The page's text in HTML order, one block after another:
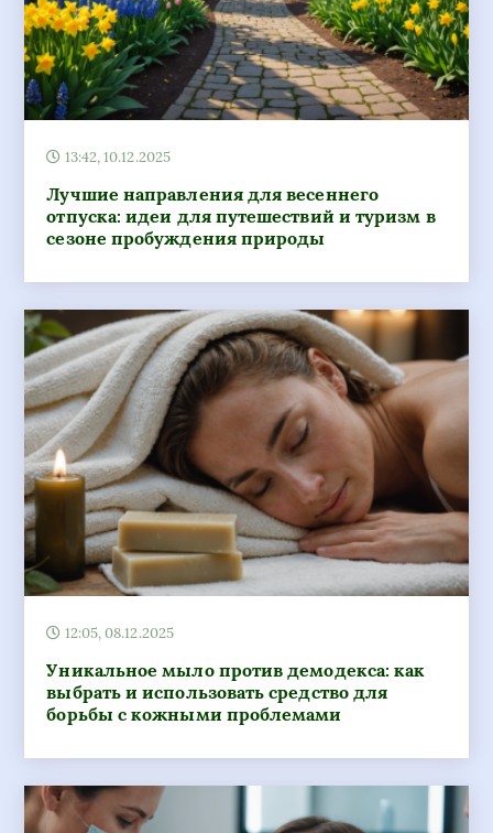
13:42, 10.12.2025
Лучшие направления для весеннего
отпуска: идеи для путешествий и туризм в
сезоне пробуждения природы
12:05, 08.12.2025
Уникальное мыло против демодекса: как
выбрать и использовать средство для
борьбы с кожными проблемами